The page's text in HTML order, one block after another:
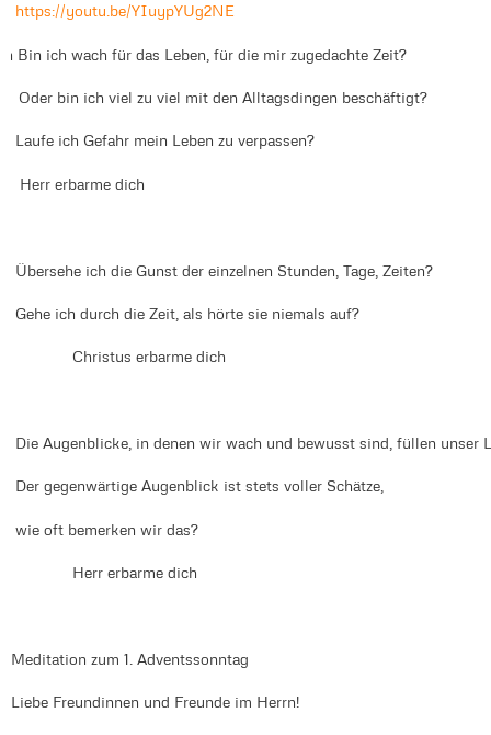
https://youtu.be/YIuypYUg2NE
Bin ich wach für das Leben, für die mir zugedachte Zeit?
Oder bin ich viel zu viel mit den Alltagsdingen beschäftigt?
Laufe ich Gefahr mein Leben zu verpassen?
erbarme dich
Übersehe ich die Gunst der einzelnen Stunden, Tage, Zeiten?
Gehe ich durch die Zeit, als hörte sie niemals auf?
Christus erbarme dich
Die Augenblicke, in denen wir wach und bewusst sind, füllen unser
Der gegenwärtige Augenblick ist stets voller Schätze,
wie oft bemerken wir das?
Herr erbarme dich
Meditation zum 1. Adventssonntag
Liebe Freundinnen und Freunde im Herrn!